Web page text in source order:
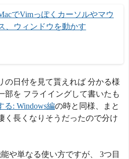
でVimっぽくカーソルやマウ
、ウィンドウを動かす
の日付を見て貰えれば 分かる様
部を フライイングして書いたも
る: Windows編の時と同様、まと
く長くなりそうだったので分け
や単なる使い方ですが、 3つ目